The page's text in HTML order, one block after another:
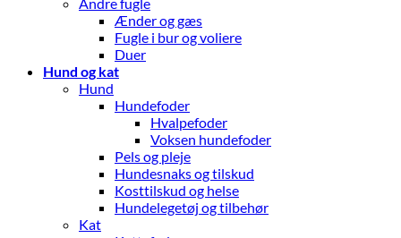
Ænder og gæs
Fugle i bur og voliere
Duer
Hund og kat
Hund
Hundefoder
Hvalpefoder
Voksen hundefoder
Pels og pleje
Hundesnaks og tilskud
Kosttilskud og helse
Hundelegetøj og tilbehør
Kat